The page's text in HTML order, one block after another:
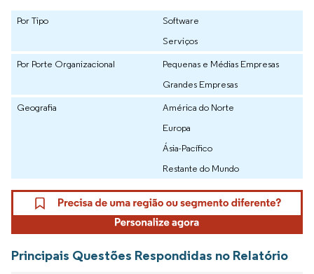
Por Tipo
Software
Serviços
Por Porte Organizacional
Pequenas e Médias Empresas
Grandes Empresas
Geografia
América do Norte
Europa
Ásia-Pacífico
Restante do Mundo
Principais Questões Respondidas no Relatório